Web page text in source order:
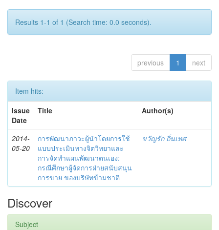
Results 1-1 of 1 (Search time: 0.0 seconds).
previous 1 next
Item hits:
Issue
Date
Title Author(s)
2014-
05-20
การพัฒนาภาวะผู้นำโดยการใช้
แบบประเมินทางจิตวิทยาและ
การจัดทำแผนพัฒนาตนเอง:
กรณีศึกษาผู้จัดการฝ่ายสนับสนุน
การขาย ของบริษัทข้ามชาติ
ขวัญรัก ถิ่นเทศ
Discover
Subject